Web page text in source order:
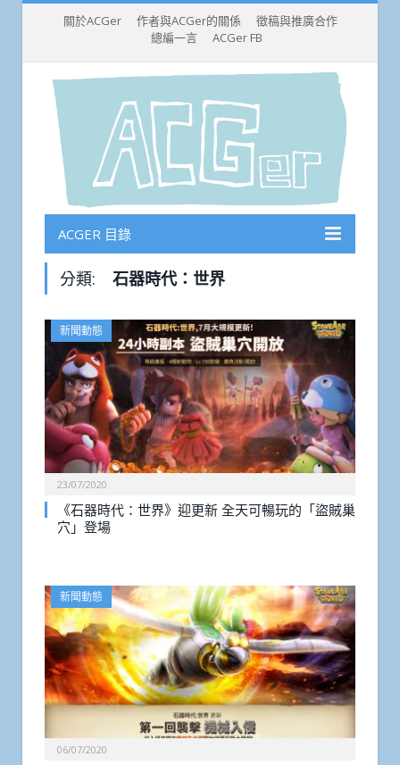
關於ACGer 作者與ACGer的關係
徵稿與推廣合作
總編一言
ACGer FB
ACGER 目錄
分類: 石器時代：世界
新聞動態
23/07/2020
《石器時代：世界》迎更新 全天可暢玩的「盜賊巢
穴」登場
新聞動態
06/07/2020